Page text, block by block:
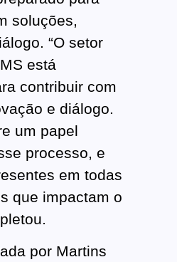
soluções,
“O setor
está
contribuir com
e diálogo.
um papel
processo, e
em todas
que impactam o
por Martins